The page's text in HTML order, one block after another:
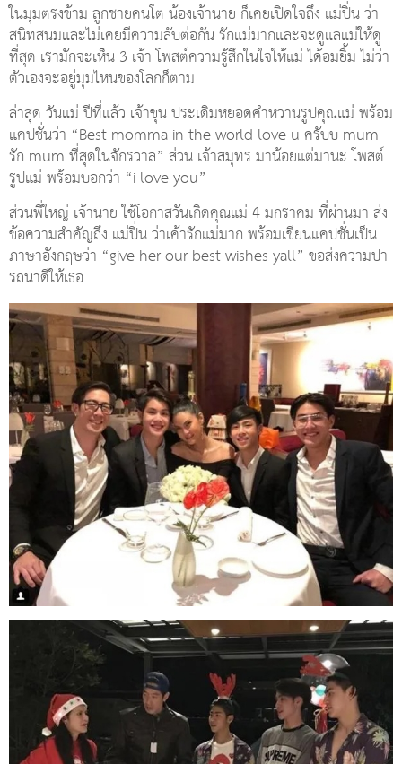
ในมุมตรงข้าม ลูกชายคนโต น้องเจ้านาย ก็เคยเปิดใจถึง แม่ปิ่น ว่า
สนิทสนมและไม่เคยมีความลับต่อกัน รักแม่มากและจะดูแลแม่ให้ดู
ที่สุด เรามักจะเห็น 3 เจ้า โพสต์ความรู้สึกในใจให้แม่ ได้อมยิ้ม ไม่ว่า
ตัวเองจะอยู่มุมไหนของโลกก็ตาม
ล่าสุด วันแม่ ปีที่แล้ว เจ้าขุน ประเดิมหยอดคำหวานรูปคุณแม่ พร้อม
แคปชั่นว่า “Best momma in the world love u ครับบ mum
รัก mum ที่สุดในจักรวาล” ส่วน เจ้าสมุทร มาน้อยแต่มานะ โพสต์
รูปแม่ พร้อมบอกว่า “i love you”
ส่วนพี่ใหญ่ เจ้านาย ใช้โอกาสวันเกิดคุณแม่ 4 มกราคม ที่ผ่านมา ส่ง
ข้อความสำคัญถึง แม่ปิ่น ว่าเค้ารักแม่มาก พร้อมเขียนแคปชั่นเป็น
ภาษาอังกฤษว่า “give her our best wishes yall” ขอส่งความปา
รถนาดีให้เธอ